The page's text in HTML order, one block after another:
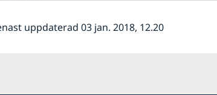
uppdaterad 03 jan. 2018, 12.20